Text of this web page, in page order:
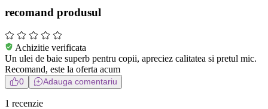
recomand produsul
Achizitie verificata
Un ulei de baie superb pentru copii, apreciez calitatea si pretul mic.
Recomand, este la oferta acum
0 Adauga comentariu
1 recenzie